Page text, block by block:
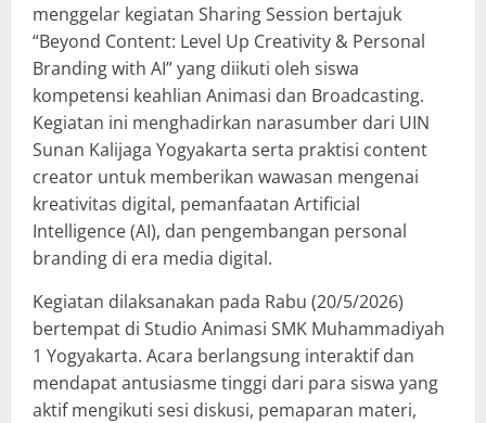
menggelar kegiatan Sharing Session bertajuk
“Beyond Content: Level Up Creativity & Personal
Branding with AI” yang diikuti oleh siswa
kompetensi keahlian Animasi dan Broadcasting.
Kegiatan ini menghadirkan narasumber dari UIN
Sunan Kalijaga Yogyakarta serta praktisi content
creator untuk memberikan wawasan mengenai
kreativitas digital, pemanfaatan Artificial
Intelligence (AI), dan pengembangan personal
branding di era media digital.
Kegiatan dilaksanakan pada Rabu (20/5/2026)
bertempat di Studio Animasi SMK Muhammadiyah
1 Yogyakarta. Acara berlangsung interaktif dan
mendapat antusiasme tinggi dari para siswa yang
aktif mengikuti sesi diskusi, pemaparan materi,